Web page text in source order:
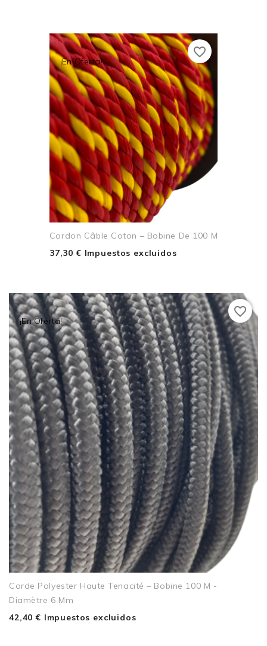
¡En Oferta!
Cordon Câble Coton – Bobine De 100 M
37,30 € Impuestos excluidos
favorite_border
¡En Oferta!
Corde Polyester Haute Tenacité – Bobine 100 M -
Diamètre 6 Mm
42,40 € Impuestos excluidos
favorite_border